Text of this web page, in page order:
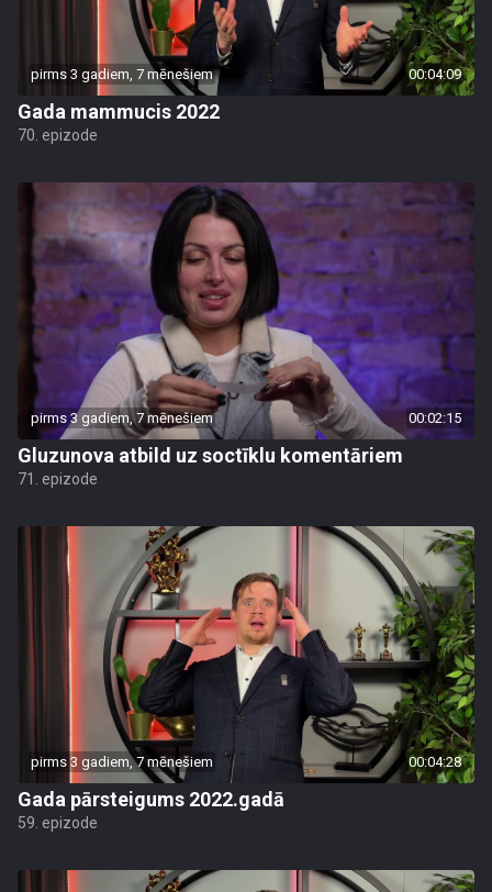
pirms 3 gadiem, 7 mēnešiem 00:04:09
Gada mammucis 2022
70. epizode
pirms 3 gadiem, 7 mēnešiem 00:02:15
Gluzunova atbild uz soctīklu komentāriem
71. epizode
pirms 3 gadiem, 7 mēnešiem 00:04:28
Gada pārsteigums 2022.gadā
59. epizode